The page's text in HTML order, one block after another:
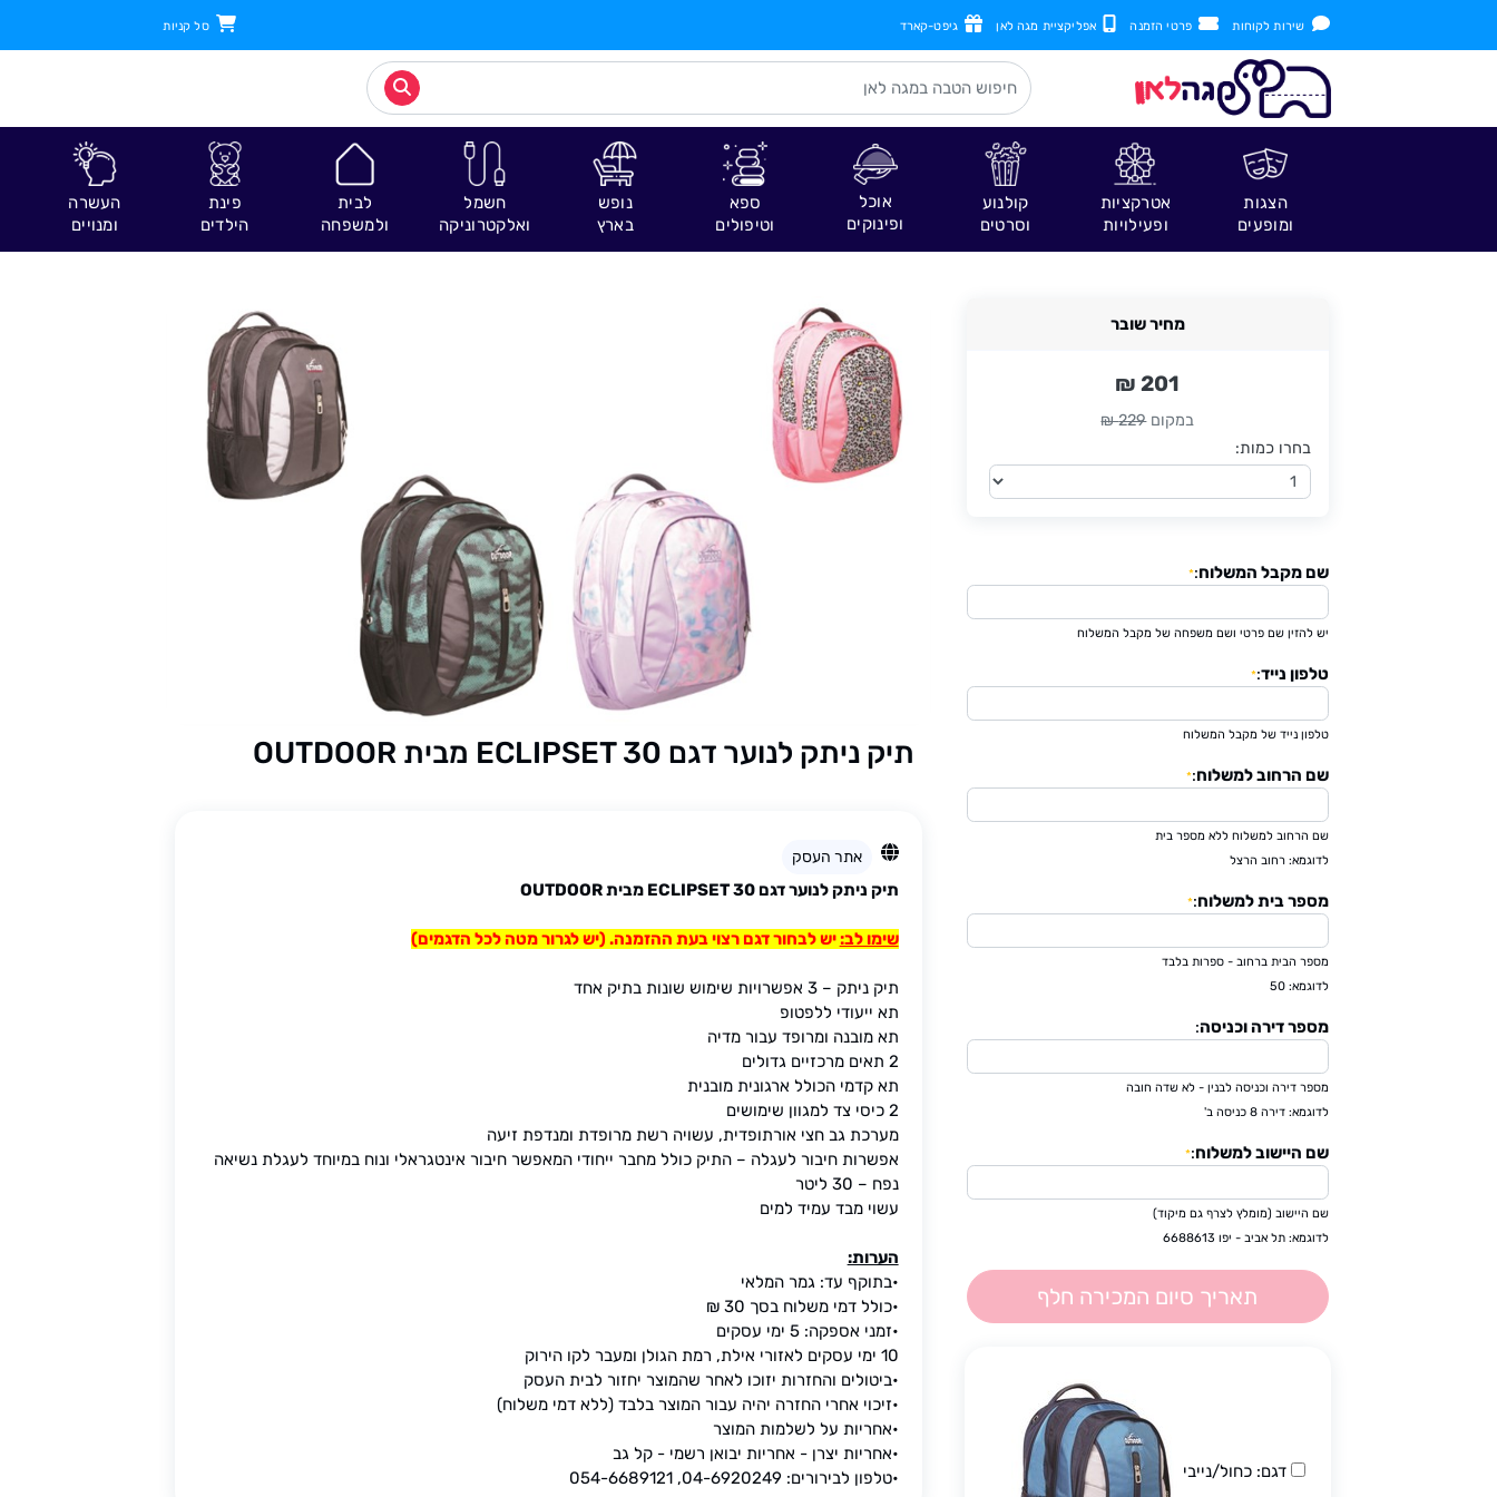
שירות לקוחות פרטי הזמנה אפליקציית מגה לאן גיפט-קארד סל קניות
הצגות
ומופעים
אטרקציות
ופעילויות
קולנוע
וסרטים
אוכל
ופינוקים
ספא
וטיפולים
נופש
בארץ
חשמל
ואלקטרוניקה
לבית
ולמשפחה
פינת
הילדים
העשרה
ומנויים
תיק ניתק לנוער דגם ECLIPSET 30 מבית OUTDOOR
אתר העסק
תיק ניתק לנוער דגם ECLIPSET 30 מבית OUTDOOR
שימו לב:יש לבחור דגם רצוי בעת ההזמנה. (יש לגרור מטה לכל הדגמים)
תיק ניתק – 3 אפשרויות שימוש שונות בתיק אחד
תא ייעודי ללפטופ
תא מובנה ומרופד עבור מדיה
2 תאים מרכזיים גדולים
תא קדמי הכולל ארגונית מובנית
2 כיסי צד למגוון שימושים
מערכת גב חצי אורתופדית, עשויה רשת מרופדת ומנדפת זיעה
אפשרות חיבור לעגלה – התיק כולל מחבר ייחודי המאפשר חיבור אינטגראלי ונוח במיוחד לעגלת נשיאה
נפח – 30 ליטר
עשוי מבד עמיד למים
הערות:
•בתוקף עד: גמר המלאי
•כולל דמי משלוח בסך 30 ₪
•זמני אספקה: 5 ימי עסקים
10 ימי עסקים לאזורי אילת, רמת הגולן ומעבר לקו הירוק
•ביטולים והחזרות יזוכו לאחר שהמוצר יחזור לבית העסק
•זיכוי אחרי החזרה יהיה עבור המוצר בלבד (ללא דמי משלוח)
•אחריות על לשלמות המוצר
•אחריות יצרן - אחריות יבואן רשמי - קל גב
•טלפון לבירורים: 04-6920249, 054-6689121
מחיר שובר
201 ₪
במקום229 ₪
בחרו כמות:
שם מקבל המשלוח:
*
יש להזין שם פרטי ושם משפחה של מקבל המשלוח
טלפון נייד:
*
טלפון נייד של מקבל המשלוח
שם הרחוב למשלוח:
*
שם הרחוב למשלוח ללא מספר בית
לדוגמא: רחוב הרצל
מספר בית למשלוח:
*
מספר הבית ברחוב - ספרות בלבד
לדוגמא: 50
מספר דירה וכניסה:
מספר דירה וכניסה לבנין - לא שדה חובה
לדוגמא: דירה 8 כניסה ב'
שם היישוב למשלוח:
*
שם היישוב (מומלץ לצרף גם מיקוד)
לדוגמא: תל אביב - יפו 6688613
תאריך סיום המכירה חלף
דגם: כחול/נייבי